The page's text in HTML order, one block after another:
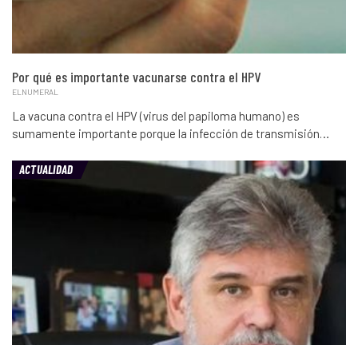
Por qué es importante vacunarse contra el HPV
ELNUMERAL
La vacuna contra el HPV (virus del papiloma humano) es
sumamente importante porque la infección de transmisión…
ACTUALIDAD